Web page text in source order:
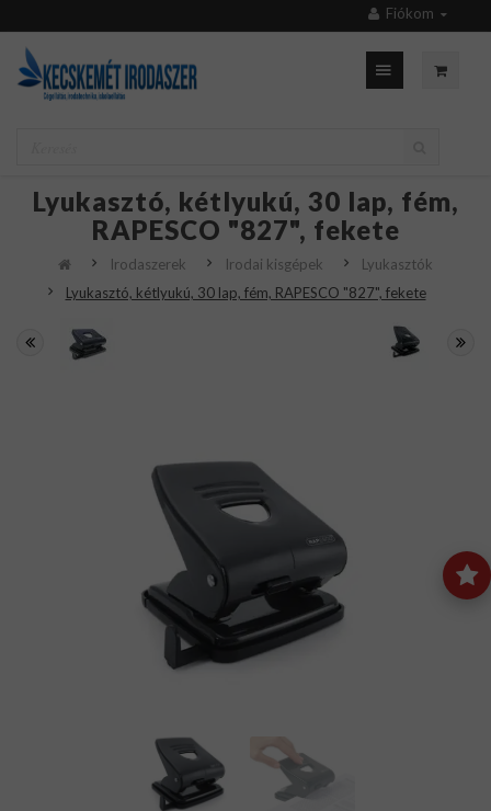
Fiókom
Lyukasztó, kétlyukú, 30 lap, fém,
RAPESCO "827", fekete
Irodaszerek Irodai kisgépek
Lyukasztók
Lyukasztó, kétlyukú, 30 lap, fém, RAPESCO "827", fekete